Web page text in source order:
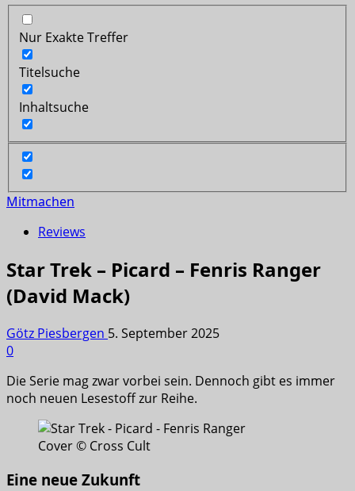
Nur Exakte Treffer
Titelsuche
Inhaltsuche
Mitmachen
Reviews
Star Trek – Picard – Fenris Ranger
(David Mack)
Götz Piesbergen 5. September 2025
0
Die Serie mag zwar vorbei sein. Dennoch gibt es immer
noch neuen Lesestoff zur Reihe.
Cover © Cross Cult
Eine neue Zukunft